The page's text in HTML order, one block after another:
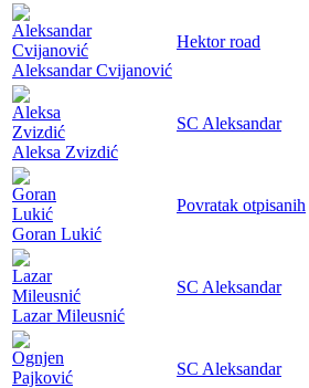
Aleksandar Cvijanović
Hektor road
Aleksa Zvizdić
SC Aleksandar
Goran Lukić
Povratak otpisanih
Lazar Mileusnić
SC Aleksandar
SC Aleksandar